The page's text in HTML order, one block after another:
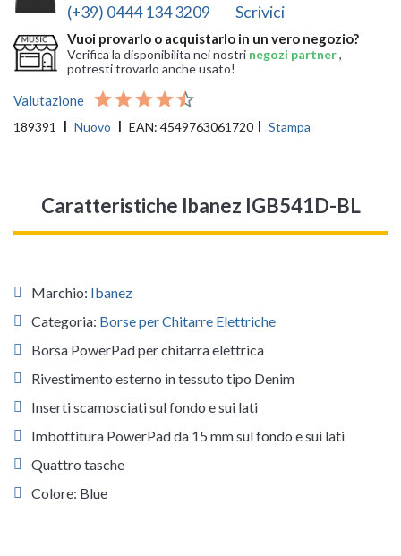
(+39) 0444 134 3209 Scrivici
Vuoi provarlo o acquistarlo in un vero negozio?
Verifica la disponibilita nei nostri negozi partner,
potresti trovarlo anche usato!
Valutazione
189391 Nuovo EAN: 4549763061720 Stampa
Caratteristiche Ibanez IGB541D-BL
Marchio: Ibanez
Categoria: Borse per Chitarre Elettriche
Borsa PowerPad per chitarra elettrica
Rivestimento esterno in tessuto tipo Denim
Inserti scamosciati sul fondo e sui lati
Imbottitura PowerPad da 15 mm sul fondo e sui lati
Quattro tasche
Colore: Blue